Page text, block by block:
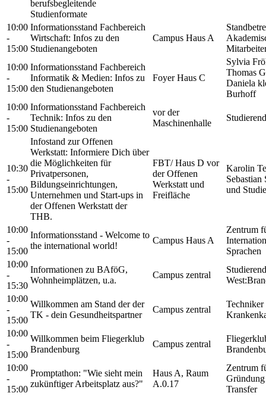
berufsbegleitende
Studienformate
10:00
-
15:00
Informationsstand Fachbereich
Wirtschaft: Infos zu den
Studienangeboten
Campus Haus A
10:00
-
15:00
Informationsstand Fachbereich
Informatik & Medien: Infos zu
den Studienangeboten
Foyer Haus C
Sylvia
Thomas
Daniela
Burhoff
10:00
-
15:00
Informationsstand Fachbereich
Technik: Infos zu den
Studienangeboten
vor der
Maschinenhalle
10:30
-
15:00
Infostand zur Offenen
Werkstatt: Informiere Dich über
die Möglichkeiten für
Privatpersonen,
Bildungseinrichtungen,
Unternehmen und Start-ups in
der Offenen Werkstatt der
THB.
FBT/ Haus D vor
der Offenen
Werkstatt und
Freifläche
Karolin
Sebastian
und
10:00
-
15:00
Informationsstand - Welcome to
the international world!
Campus Haus A
Zentrum
Sprachen
10:00
-
15:30
Informationen zu BAföG,
Wohnheimplätzen, u.a.
Campus zentral
10:00
-
15:00
Willkommen am Stand der der
TK - dein Gesundheitspartner
Campus zentral
Techniker
10:00
-
15:00
Willkommen beim Fliegerklub
Brandenburg
Campus zentral
10:00
-
15:00
Promptathon: "Wie sieht mein
zukünftiger Arbeitsplatz aus?"
Haus A, Raum
A.0.17
Zentrum
Transfer